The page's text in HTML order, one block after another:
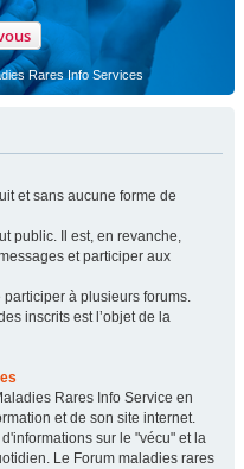
Rares Info Services
et sans aucune forme de
public. Il est, en revanche,
et participer aux
à plusieurs forums.
inscrits est l’objet de la
Rares Info Service en
et de son site internet.
sur le "vécu" et la
Le Forum maladies rares